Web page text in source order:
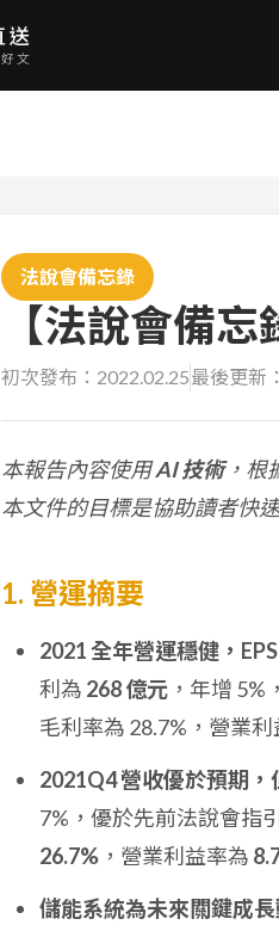
法說會備忘錄
【法說會備
初次發布： 2022.02.25最後更新：
本報告內容使用AI 技術，根
本文件的目標是協助讀者快
1. 營運摘要
2021 全年營運穩健，
利為 268 億元 ，年增 5%
毛利率為 28.7%，營業
2021Q4 營收優於預期
7%，優於先前法說會指
26.7% ，營業利益率為
儲能系統為未來關鍵成